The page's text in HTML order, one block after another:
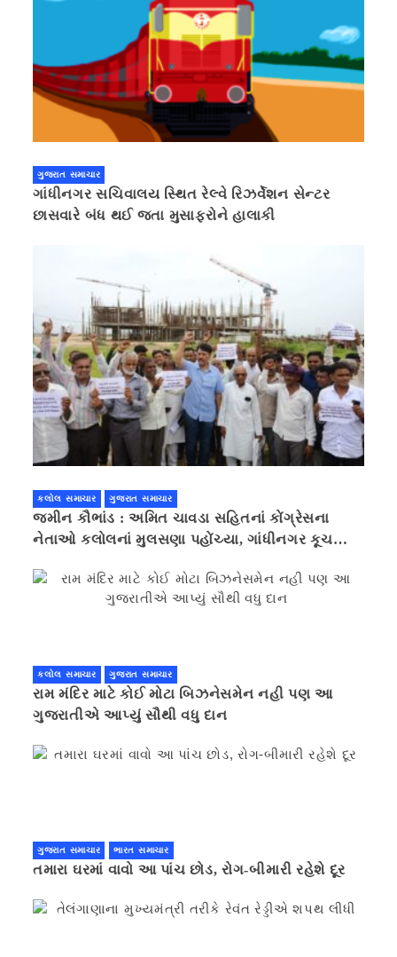
ગુજરાત સમાચાર
ગાંધીનગર સચિવાલય સ્થિત રેલ્વે રિઝર્વેશન સેન્ટર
છાસવારે બંધ થઈ જતા મુસાફરોને હાલાકી
કલોલ સમાચાર ગુજરાત સમાચાર
જમીન કૌભાંડ : અમિત ચાવડા સહિતનાં કોંગ્રેસના
નેતાઓ કલોલનાં મુલસણા પહોંચ્યા, ગાંધીનગર કૂચ
કલોલ સમાચાર ગુજરાત સમાચાર
રામ મંદિર માટે કોઈ મોટા બિઝનેસમેન નહી પણ આ
ગુજરાતીએ આપ્યું સૌથી વધુ દાન
ગુજરાત સમાચાર ભારત સમાચાર
તમારા ઘરમાં વાવો આ પાંચ છોડ, રોગ-બીમારી રહેશે દૂર